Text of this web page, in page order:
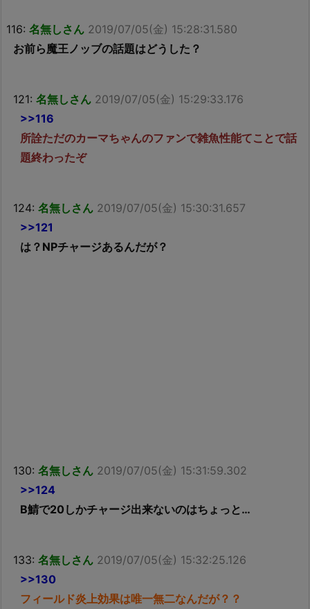
116: 名無しさん 2019/07/05(金) 15:28:31.580
お前ら魔王ノッブの話題はどうした？
121: 名無しさん 2019/07/05(金) 15:29:33.176
>>116
所詮ただのカーマちゃんのファンで雑魚性能てことで話
題終わったぞ
124: 名無しさん 2019/07/05(金) 15:30:31.657
>>121
は？NPチャージあるんだが？
130: 名無しさん 2019/07/05(金) 15:31:59.302
>>124
B鯖で20しかチャージ出来ないのはちょっと…
133: 名無しさん 2019/07/05(金) 15:32:25.126
>>130
フィールド炎上効果は唯一無二なんだが？？